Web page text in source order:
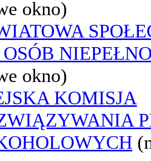
okno)
OSÓB
okno)
KOMISJA